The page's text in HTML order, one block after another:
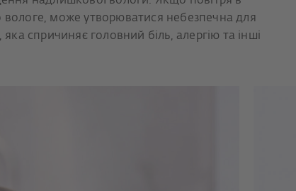
вологе, може утворюватися небезпечна для
яка спричиняє головний біль, алергію та інші